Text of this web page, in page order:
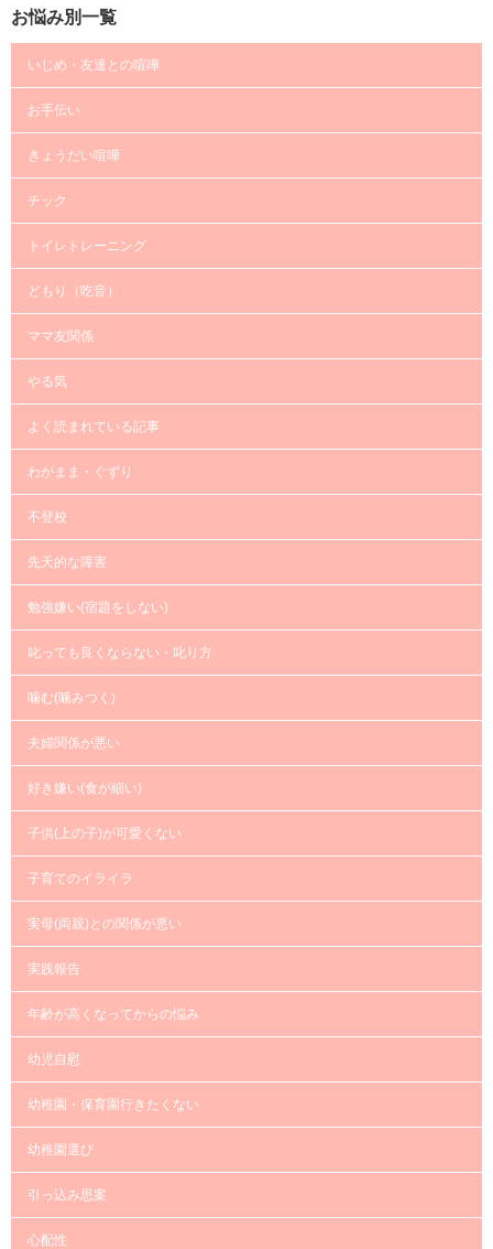
お悩み別一覧
いじめ・友達との喧嘩
お手伝い
きょうだい喧嘩
チック
トイレトレーニング
どもり（吃音）
ママ友関係
やる気
よく読まれている記事
わがまま・ぐずり
不登校
先天的な障害
勉強嫌い(宿題をしない)
叱っても良くならない・叱り方
噛む(噛みつく)
夫婦関係が悪い
好き嫌い(食が細い)
子供(上の子)が可愛くない
子育てのイライラ
実母(両親)との関係が悪い
実践報告
年齢が高くなってからの悩み
幼児自慰
幼稚園・保育園行きたくない
幼稚園選び
引っ込み思案
心配性